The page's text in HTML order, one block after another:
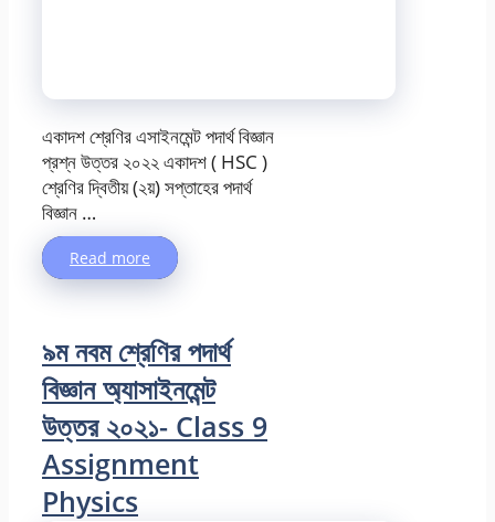
একাদশ শ্রেণির এসাইনমেন্ট পদার্থ বিজ্ঞান
প্রশ্ন উত্তর ২০২২ একাদশ ( HSC )
শ্রেণির দ্বিতীয় (২য়) সপ্তাহের পদার্থ
বিজ্ঞান …
Read more
৯ম নবম শ্রেণির পদার্থ
বিজ্ঞান অ্যাসাইনমেন্ট
উত্তর ২০২১- Class 9
Assignment
Physics